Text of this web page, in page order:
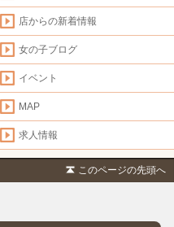
店からの新着情報
女の子ブログ
イベント
MAP
求人情報
このページの先頭へ